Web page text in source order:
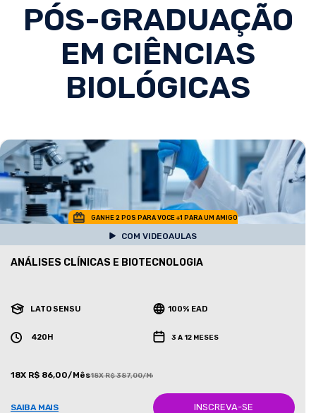
PÓS-GRADUAÇÃO
EM CIÊNCIAS
BIOLÓGICAS
GANHE 2 POS PARA VOCE +1 PARA UM AMIGO
COM VIDEOAULAS
ANÁLISES CLÍNICAS E BIOTECNOLOGIA
LATO SENSU 100% EAD
420H 3 A 12 MESES
18X R$ 86,00/Mês18X R$ 387,00/Mês
SAIBA MAIS INSCREVA-SE